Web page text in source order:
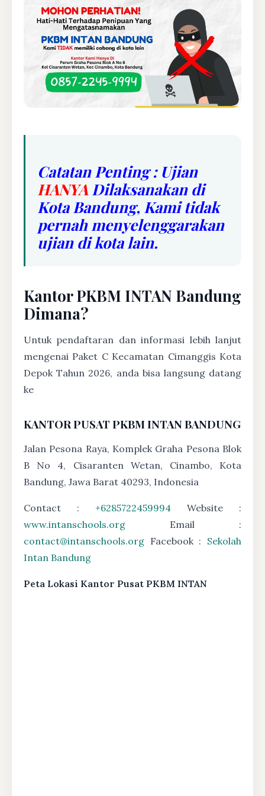
Catatan Penting : Ujian
HANYA Dilaksanakan di
Kota Bandung, Kami tidak
pernah menyelenggarakan
ujian di kota lain.
Kantor PKBM INTAN Bandung
Dimana?
Untuk pendaftaran dan informasi lebih lanjut
mengenai Paket C Kecamatan Cimanggis Kota
Depok Tahun 2026, anda bisa langsung datang
ke
KANTOR PUSAT PKBM INTAN BANDUNG
Jalan Pesona Raya, Komplek Graha Pesona Blok
B No 4, Cisaranten Wetan, Cinambo, Kota
Bandung, Jawa Barat 40293, Indonesia
Contact : +6285722459994 Website :
www.intanschools.org Email :
contact@intanschools.org Facebook : Sekolah
Intan Bandung
Peta Lokasi Kantor Pusat PKBM INTAN